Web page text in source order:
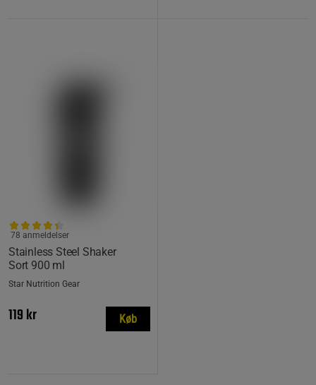
Stainless Steel Shaker
Sort 900 ml
78 anmeldelser
Star Nutrition Gear
119 kr Køb